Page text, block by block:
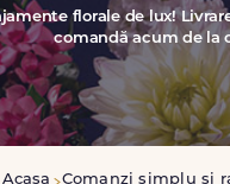
florale de lux!
comandă acum de la
Acasa Comanzi simplu și